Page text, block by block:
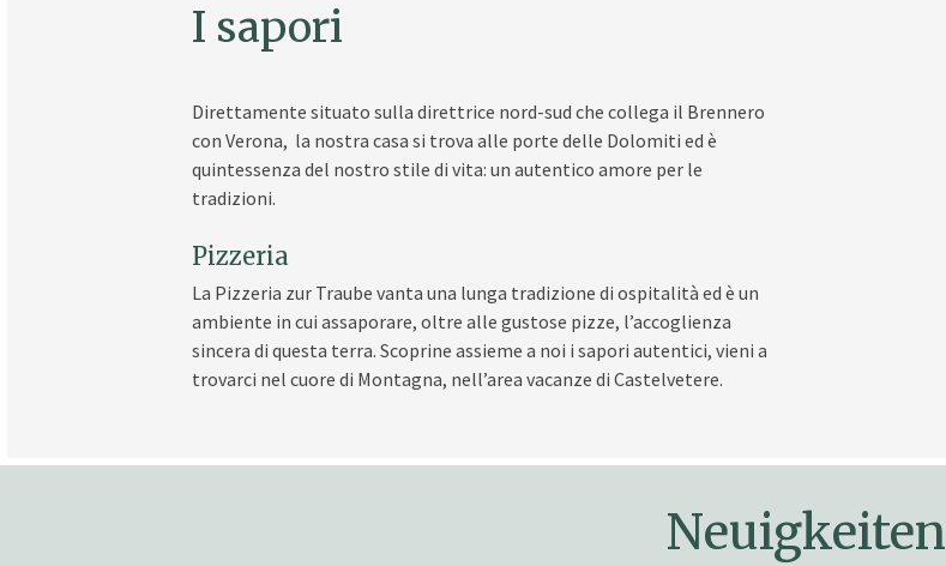
I sapori
Direttamente situato sulla direttrice nord-sud che collega il Brennero
con Verona, la nostra casa si trova alle porte delle Dolomiti ed è
quintessenza del nostro stile di vita: un autentico amore per le
tradizioni.
Pizzeria
La Pizzeria zur Traube vanta una lunga tradizione di ospitalità ed è un
ambiente in cui assaporare, oltre alle gustose pizze, l’accoglienza
sincera di questa terra. Scoprine assieme a noi i sapori autentici, vieni a
trovarci nel cuore di Montagna, nell’area vacanze di Castelvetere.
Neuigkeiten